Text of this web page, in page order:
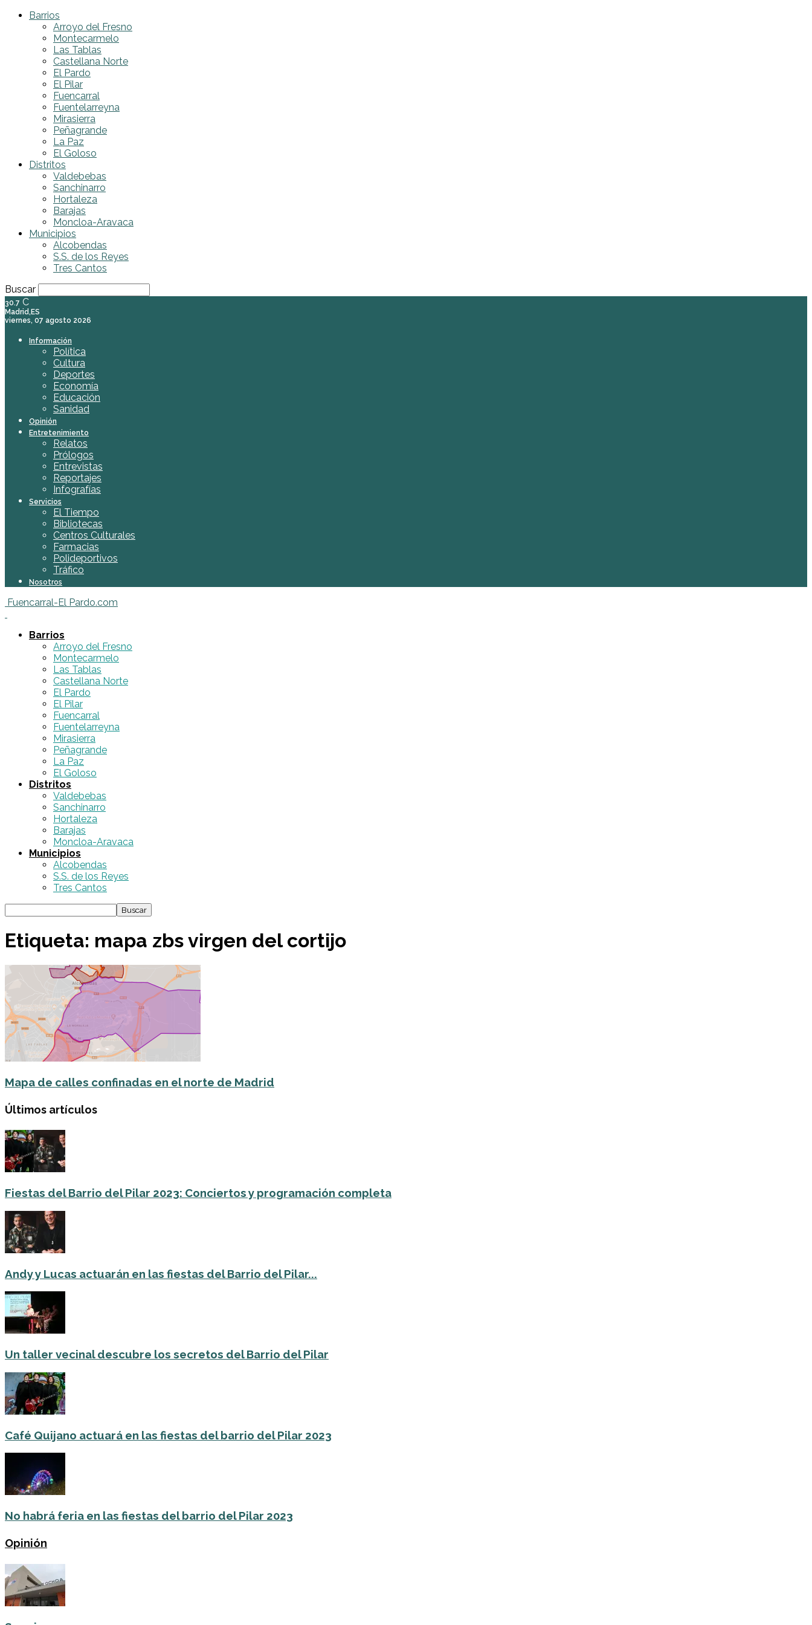
Barrios
Arroyo del Fresno
Montecarmelo
Las Tablas
Castellana Norte
El Pardo
El Pilar
Fuencarral
Fuentelarreyna
Mirasierra
Peñagrande
La Paz
El Goloso
Distritos
Valdebebas
Sanchinarro
Hortaleza
Barajas
Moncloa-Aravaca
Municipios
Alcobendas
S.S. de los Reyes
Tres Cantos
Buscar
30.7 C
Madrid,ES
viernes, 07 agosto 2026
Información
Política
Cultura
Deportes
Economía
Educación
Sanidad
Opinión
Entretenimiento
Relatos
Prólogos
Entrevistas
Reportajes
Infografías
Servicios
El Tiempo
Bibliotecas
Centros Culturales
Farmacias
Polideportivos
Tráfico
Nosotros
Fuencarral-El Pardo.com
Barrios
Arroyo del Fresno
Montecarmelo
Las Tablas
Castellana Norte
El Pardo
El Pilar
Fuencarral
Fuentelarreyna
Mirasierra
Peñagrande
La Paz
El Goloso
Distritos
Valdebebas
Sanchinarro
Hortaleza
Barajas
Moncloa-Aravaca
Municipios
Alcobendas
S.S. de los Reyes
Tres Cantos
Etiqueta: mapa zbs virgen del cortijo
Mapa de calles confinadas en el norte de Madrid
Últimos artículos
Fiestas del Barrio del Pilar 2023: Conciertos y programación completa
Andy y Lucas actuarán en las fiestas del Barrio del Pilar...
Un taller vecinal descubre los secretos del Barrio del Pilar
Café Quijano actuará en las fiestas del barrio del Pilar 2023
No habrá feria en las fiestas del barrio del Pilar 2023
Opinión